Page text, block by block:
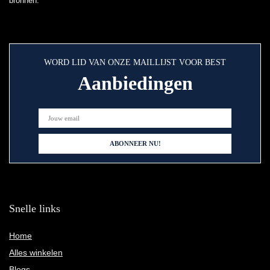
WORD LID VAN ONZE MAILLIJST VOOR BEST
Aanbiedingen
Snelle links
Home
Alles winkelen